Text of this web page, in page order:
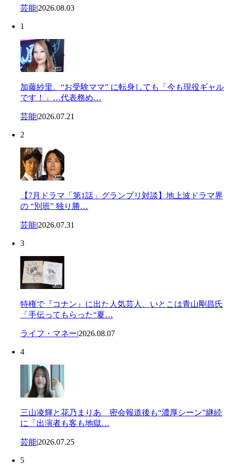
芸能|2026.08.03
1
加藤紗里、“お受験ママ” に転身しても「今も現役ギャル
です！」…代表務め…
芸能|2026.07.21
2
【7月ドラマ「第1話」グランプリ対談】地上波ドラマ界
の “別班” 独り勝…
芸能|2026.07.31
3
特権で『コナン』に出た人気芸人、いとこは青山剛昌氏
「手伝ってもらった“夏…
ライフ・マネー|2026.08.07
4
三山凌輝と花乃まりあ 密会報道後も“濃厚シーン”継続
に「出演者も客も地獄…
芸能|2026.07.25
5